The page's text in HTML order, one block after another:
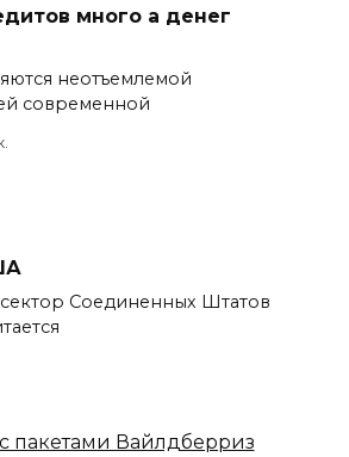
много а денег
неотъемлемой
современной
Соединенных Штатов